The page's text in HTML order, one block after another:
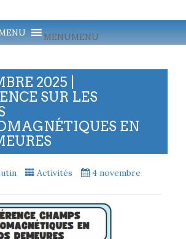
MENUMENU
2025 |
SUR LES
EN
Activités
4 novembre